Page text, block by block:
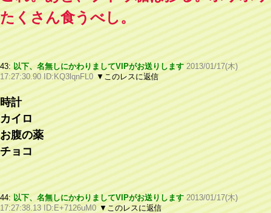
たくさん食うべし。
43: 以下、名無しにかわりましてVIPがお送りします 2013/01/17(木)
17:27:30.90 ID:KQ3lqnFL0 ▼このレスに返信
時計
カイロ
お腹の薬
チョコ
44: 以下、名無しにかわりましてVIPがお送りします 2013/01/17(木)
17:27:38.13 ID:E+7126uM0 ▼このレスに返信